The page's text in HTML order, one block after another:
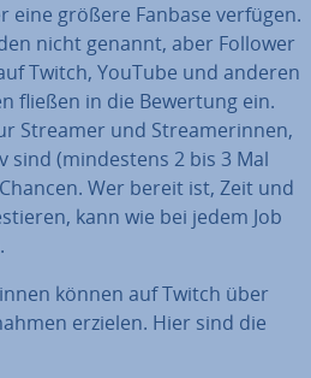
eine größere Fanbase verfügen.
nicht genannt, aber Follower
Twitch, YouTube und anderen
fließen in die Bewertung ein.
Streamer und Strea­me­rin­nen,
sind (min­des­tens 2 bis 3 Mal
Wer bereit ist, Zeit und
kann wie bei jedem Job
können auf Twitch über
erzielen. Hier sind die